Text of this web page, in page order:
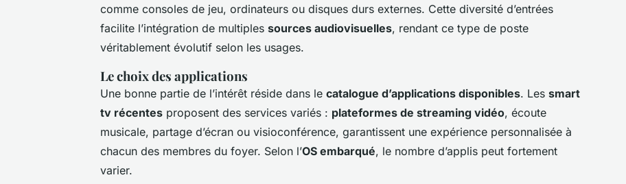
comme consoles de jeu, ordinateurs ou disques durs externes. Cette diversité d’entrées
facilite l’intégration de multiples sources audiovisuelles, rendant ce type de poste
véritablement évolutif selon les usages.
Le choix des applications
Une bonne partie de l’intérêt réside dans le catalogue d’applications disponibles. Les smart
tv récentes proposent des services variés : plateformes de streaming vidéo, écoute
musicale, partage d’écran ou visioconférence, garantissent une expérience personnalisée à
chacun des membres du foyer. Selon l’OS embarqué, le nombre d’applis peut fortement
varier.